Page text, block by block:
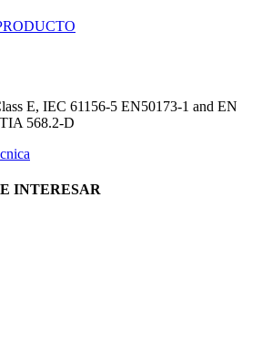
E, IEC 61156-5 EN50173-1 and EN
568.2-D
INTERESAR